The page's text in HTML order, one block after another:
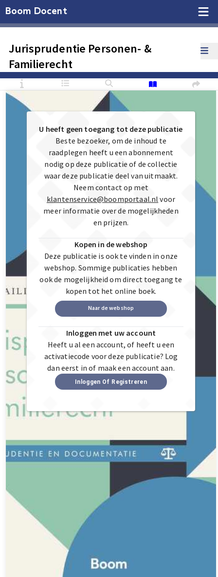
Boom Docent
Jurisprudentie Personen- &
Familierecht
U heeft geen toegang tot deze publicatie
Beste bezoeker, om de inhoud te
raadplegen heeft u een abonnement
nodig op deze publicatie of de collectie
waar deze publicatie deel van uitmaakt.
Neem contact op met
klantenservice@boomportaal.nl voor
meer informatie over de mogelijkheden
en prijzen.
Kopen in de webshop
Deze publicatie is ook te vinden in onze
webshop. Sommige publicaties hebben
ook de mogelijkheid om direct toegang te
kopen tot het online boek.
Naar de webshop
Inloggen met uw account
Heeft u al een account, of heeft u een
activatiecode voor deze publicatie? Log
dan eerst in of maak een account aan.
Inloggen Of Registreren